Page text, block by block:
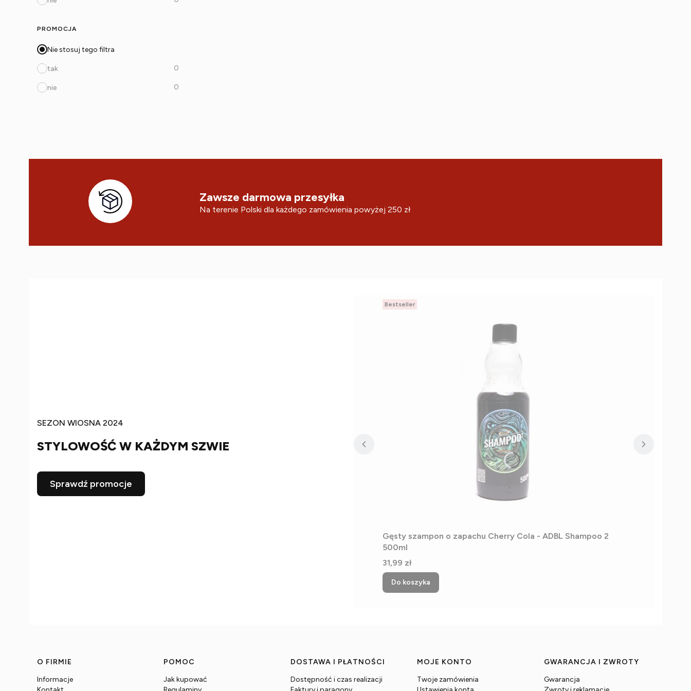
PROMOCJA
Nie stosuj tego filtra
tak 0
nie 0
Zawsze darmowa przesyłka
Na terenie Polski dla każdego zamówienia powyżej 250 zł
SEZON WIOSNA 2024
STYLOWOŚĆ W KAŻDYM SZWIE
Sprawdź promocje
Bestseller
Gęsty szampon o zapachu Cherry Cola - ADBL Shampoo 2
500ml
Cena
31,99 zł
Do koszyka
Linki w stopce
O FIRMIE
Informacje
POMOC
Jak kupować
DOSTAWA I PŁATNOŚCI
Dostępność i czas realizacji
MOJE KONTO
Twoje zamówienia
GWARANCJA I ZWROTY
Gwarancja